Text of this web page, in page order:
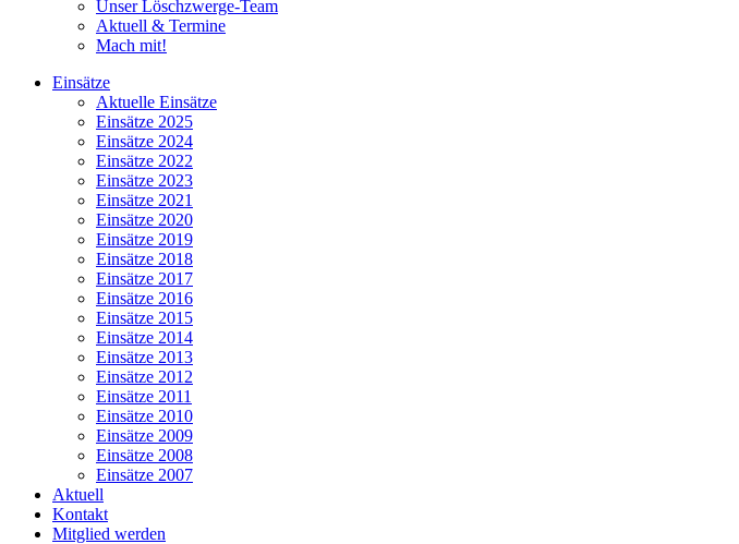
Unser Löschzwerge-Team
Aktuell & Termine
Mach mit!
Einsätze
Aktuelle Einsätze
Einsätze 2025
Einsätze 2024
Einsätze 2022
Einsätze 2023
Einsätze 2021
Einsätze 2020
Einsätze 2019
Einsätze 2018
Einsätze 2017
Einsätze 2016
Einsätze 2015
Einsätze 2014
Einsätze 2013
Einsätze 2012
Einsätze 2011
Einsätze 2010
Einsätze 2009
Einsätze 2008
Einsätze 2007
Aktuell
Kontakt
Mitglied werden